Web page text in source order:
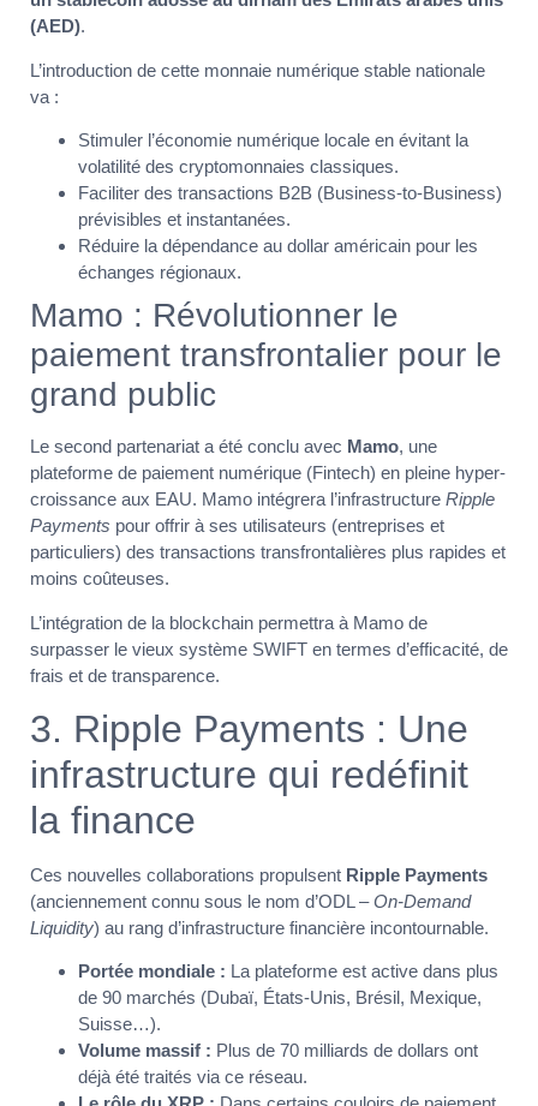
(AED).
L’introduction de cette monnaie numérique stable nationale
va :
Stimuler l’économie numérique locale en évitant la
volatilité des cryptomonnaies classiques.
Faciliter des transactions B2B (Business-to-Business)
prévisibles et instantanées.
Réduire la dépendance au dollar américain pour les
échanges régionaux.
Mamo : Révolutionner le
paiement transfrontalier pour le
grand public
Le second partenariat a été conclu avec Mamo, une
plateforme de paiement numérique (Fintech) en pleine hyper-
croissance aux EAU. Mamo intégrera l’infrastructure Ripple
Payments pour offrir à ses utilisateurs (entreprises et
particuliers) des transactions transfrontalières plus rapides et
moins coûteuses.
L’intégration de la blockchain permettra à Mamo de
surpasser le vieux système SWIFT en termes d’efficacité, de
frais et de transparence.
3. Ripple Payments : Une
infrastructure qui redéfinit
la finance
Ces nouvelles collaborations propulsent Ripple Payments
(anciennement connu sous le nom d’ODL –On-Demand
Liquidity) au rang d’infrastructure financière incontournable.
Portée mondiale : La plateforme est active dans plus
de 90 marchés (Dubaï, États-Unis, Brésil, Mexique,
Suisse…).
Volume massif : Plus de 70 milliards de dollars ont
déjà été traités via ce réseau.